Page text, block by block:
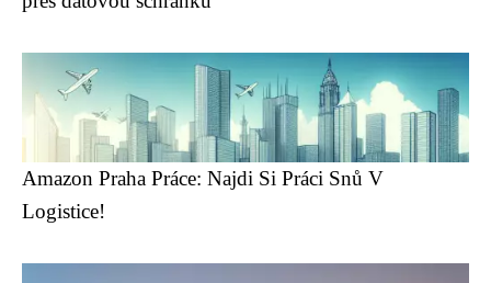
Amazon Praha Práce: Najdi Si Práci Snů V
Logistice!